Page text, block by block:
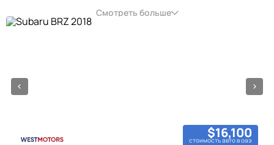
Смотреть больше
$16,100
стоимость авто в оаэ